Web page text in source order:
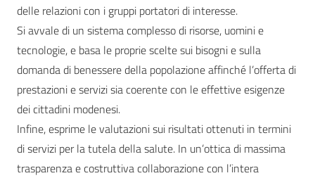
delle relazioni con i gruppi portatori di interesse.
Si avvale di un sistema complesso di risorse, uomini e
tecnologie, e basa le proprie scelte sui bisogni e sulla
domanda di benessere della popolazione affinché l’offerta di
prestazioni e servizi sia coerente con le effettive esigenze
dei cittadini modenesi.
Infine, esprime le valutazioni sui risultati ottenuti in termini
di servizi per la tutela della salute. In un’ottica di massima
trasparenza e costruttiva collaborazione con l’intera